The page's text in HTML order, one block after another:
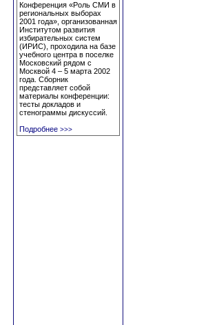
Конференция «Роль СМИ в
региональных выборах
2001 года», организованная
Институтом развития
избирательных систем
(ИРИС), проходила на базе
учебного центра в поселке
Московский рядом с
Москвой 4 – 5 марта 2002
года. Сборник
представляет собой
материалы конференции:
тесты докладов и
стенограммы дискуссий.
Подробнее >>>